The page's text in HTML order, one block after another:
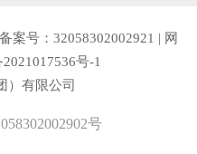
案号：32058302002921 | 网
号-1
）有限公司
号